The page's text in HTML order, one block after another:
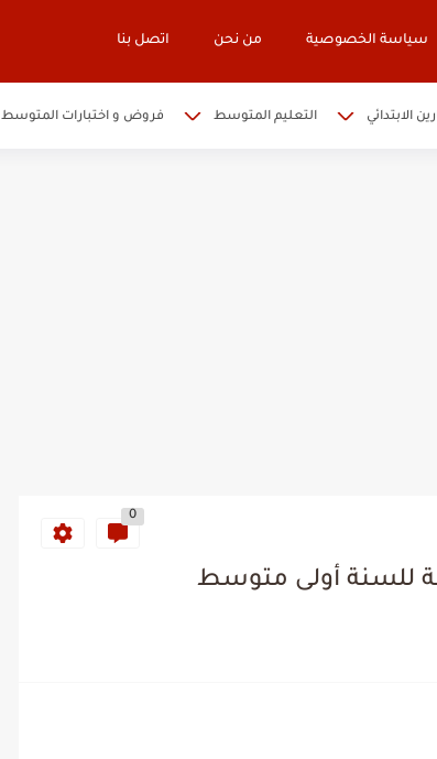
سياسة الخصوصية من نحن اتصل بنا
الابتدائي التعليم المتوسط فروض و اختبارات المتوسط
0
للسنة أولى متوسط